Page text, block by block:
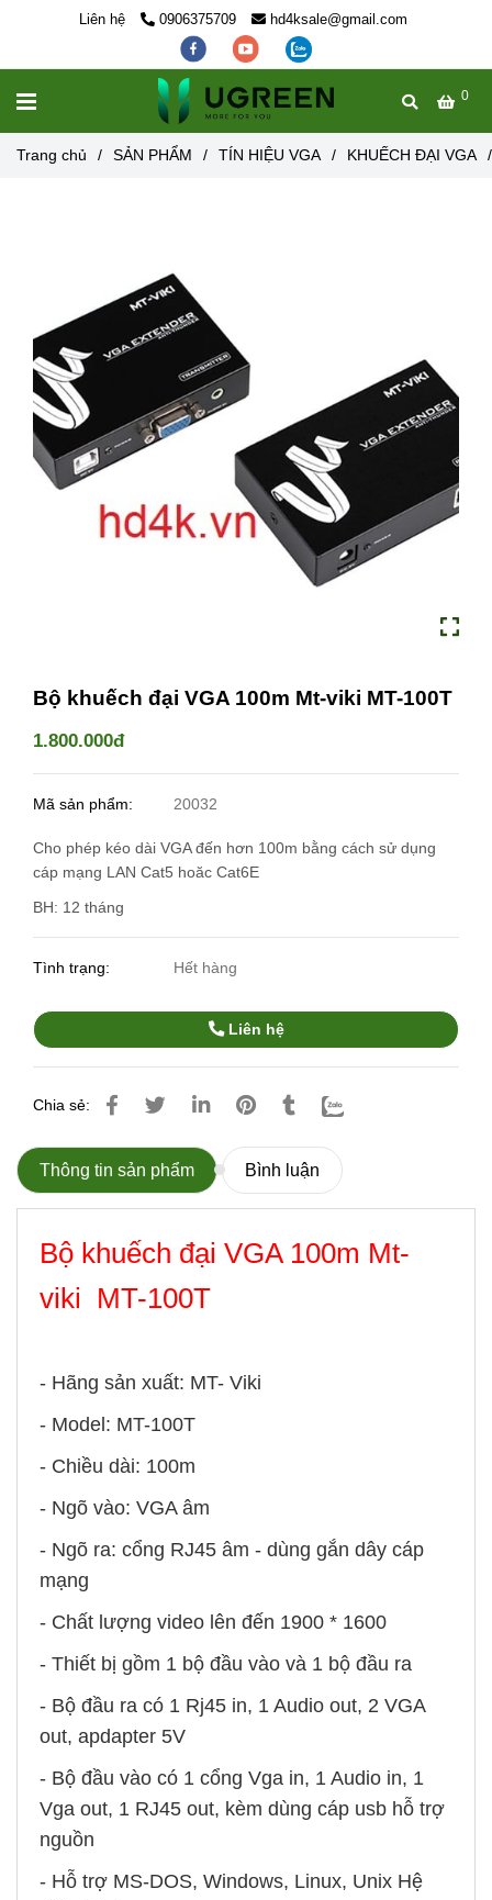
Liên hệ 0906375709 hd4ksale@gmail.com
0
Trang chủ / SẢN PHẨM / TÍN HIỆU VGA / KHUẾCH ĐẠI VGA /
Bộ khuếch đại VGA 100m Mt-viki MT-100T
1.800.000đ
Mã sản phẩm: 20032
Cho phép kéo dài VGA đến hơn 100m bằng cách sử dụng
cáp mạng LAN Cat5 hoăc Cat6E
BH: 12 tháng
Tình trạng: Hết hàng
Liên hệ
Chia sẻ:
Thông tin sản phẩm Bình luận
Bộ khuếch đại VGA 100m Mt-
viki MT-100T
- Hãng sản xuất: MT- Viki
- Model: MT-100T
- Chiều dài: 100m
- Ngõ vào: VGA âm
- Ngõ ra: cổng RJ45 âm - dùng gắn dây cáp
mạng
- Chất lượng video lên đến 1900 * 1600
- Thiết bị gồm 1 bộ đầu vào và 1 bộ đầu ra
- Bộ đầu ra có 1 Rj45 in, 1 Audio out, 2 VGA
out, apdapter 5V
- Bộ đầu vào có 1 cổng Vga in, 1 Audio in, 1
Vga out, 1 RJ45 out, kèm dùng cáp usb hỗ trợ
nguồn
- Hỗ trợ MS-DOS, Windows, Linux, Unix Hệ